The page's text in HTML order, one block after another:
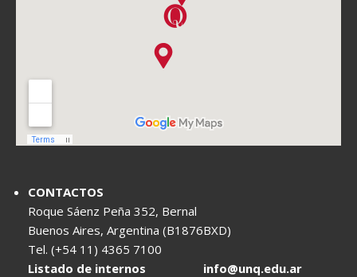
CONTACTOS
Roque Sáenz Peña 352, Bernal
Buenos Aires, Argentina (B1876BXD)
Tel. (+54 11) 4365 7100
Listado de internos
info@unq.edu.ar